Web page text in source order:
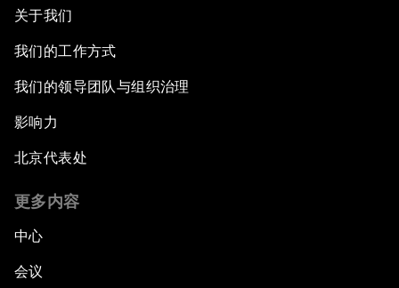
关于我们
我们的工作方式
我们的领导团队与组织治理
影响力
北京代表处
更多内容
中心
会议